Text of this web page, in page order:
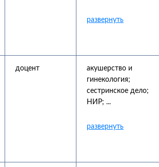
доцент
акушерство и
гинекология;
сестринское дело;
НИР; ...